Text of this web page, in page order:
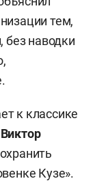
тем,
без наводки
к классике
Виктор
Кузе».